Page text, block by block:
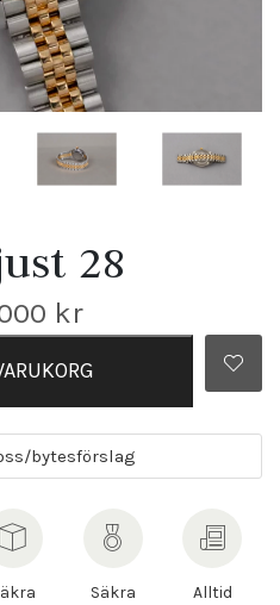
28
kr
bytesförslag
Säkra
Alltid